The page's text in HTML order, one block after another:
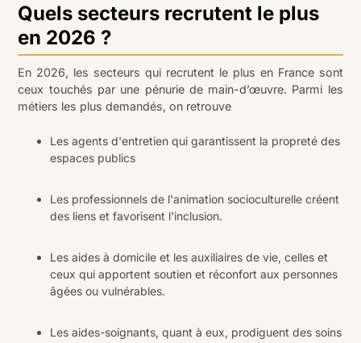
Quels secteurs recrutent le plus
en 2026 ?
En 2026, les secteurs qui recrutent le plus en France sont
ceux touchés par une pénurie de main-d’œuvre. Parmi les
métiers les plus demandés, on retrouve
Les agents d'entretien qui garantissent la propreté des
espaces publics
Les professionnels de l'animation socioculturelle créent
des liens et favorisent l'inclusion.
Les aides à domicile et les auxiliaires de vie, celles et
ceux qui apportent soutien et réconfort aux personnes
âgées ou vulnérables.
Les aides-soignants, quant à eux, prodiguent des soins